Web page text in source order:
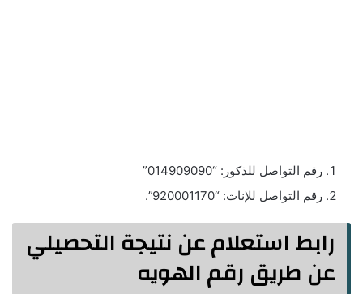
رقم التواصل للذكور: “014909090”
رقم التواصل للإناث: “920001170”.
رابط استعلام عن نتيجة التحصيلي
عن طريق رقم الهويه